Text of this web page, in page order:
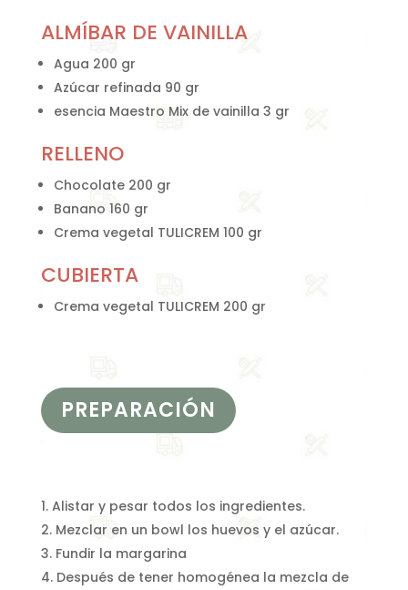
ALMÍBAR DE VAINILLA
Agua 200 gr
Azúcar refinada 90 gr
esencia Maestro Mix de vainilla 3 gr
RELLENO
Chocolate 200 gr
Banano 160 gr
Crema vegetal TULICREM 100 gr
CUBIERTA
Crema vegetal TULICREM 200 gr
PREPARACIÓN
Alistar y pesar todos los ingredientes.
Mezclar en un bowl los huevos y el azúcar.
Fundir la margarina
Después de tener homogénea la mezcla de